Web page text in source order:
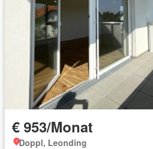
€ 953/Monat
Doppl, Leonding